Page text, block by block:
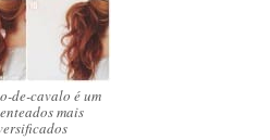
de-cavalo é um
mais